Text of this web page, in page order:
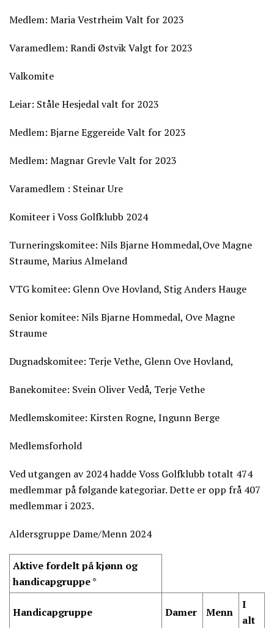
Medlem: Maria Vestrheim Valt for 2023
Varamedlem: Randi Østvik Valgt for 2023
Valkomite
Leiar: Ståle Hesjedal valt for 2023
Medlem: Bjarne Eggereide Valt for 2023
Medlem: Magnar Grevle Valt for 2023
Varamedlem : Steinar Ure
Komiteer i Voss Golfklubb 2024
Turneringskomitee: Nils Bjarne Hommedal,Ove Magne
Straume, Marius Almeland
VTG komitee: Glenn Ove Hovland, Stig Anders Hauge
Senior komitee: Nils Bjarne Hommedal, Ove Magne
Straume
Dugnadskomitee: Terje Vethe, Glenn Ove Hovland,
Banekomitee: Svein Oliver Vedå, Terje Vethe
Medlemskomitee: Kirsten Rogne, Ingunn Berge
Medlemsforhold
Ved utgangen av 2024 hadde Voss Golfklubb totalt 474
medlemmar på følgande kategoriar. Dette er opp frå 407
medlemmar i 2023.
Aldersgruppe Dame/Menn 2024
Aktive fordelt på kjønn og
handicapgruppe*
Handicapgruppe Damer Menn
I
alt